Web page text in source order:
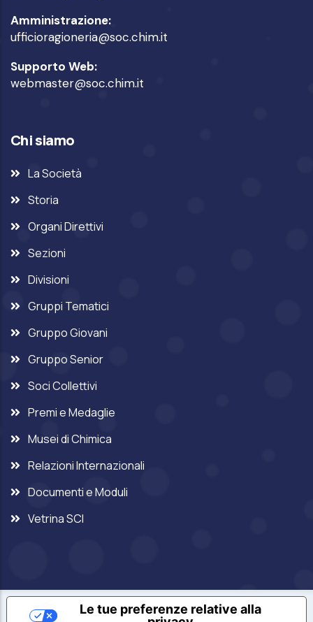
Amministrazione:
ufficioragioneria@soc.chim.it
Supporto Web:
webmaster@soc.chim.it
Chi siamo
La Società
Storia
Organi Direttivi
Sezioni
Divisioni
Gruppi Tematici
Gruppo Giovani
Gruppo Senior
Soci Collettivi
Premi e Medaglie
Musei di Chimica
Relazioni Internazionali
Documenti e Moduli
Vetrina SCI
Le tue preferenze relative alla